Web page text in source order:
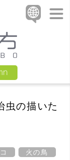
虫の描いた
火の鳥